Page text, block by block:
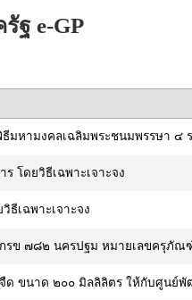
ฐ e-GP
มหามงคลเฉลิมพระชนมพรรษา
โดยวิธีเฉพาะเจาะจง
ธีเฉพาะเจาะจง
รข ๗๘๒ นครปฐม หมายเลขครุภัณ
ด ขนาด ๒๐๐ มิลลิลิตร ให้กับศูนย์